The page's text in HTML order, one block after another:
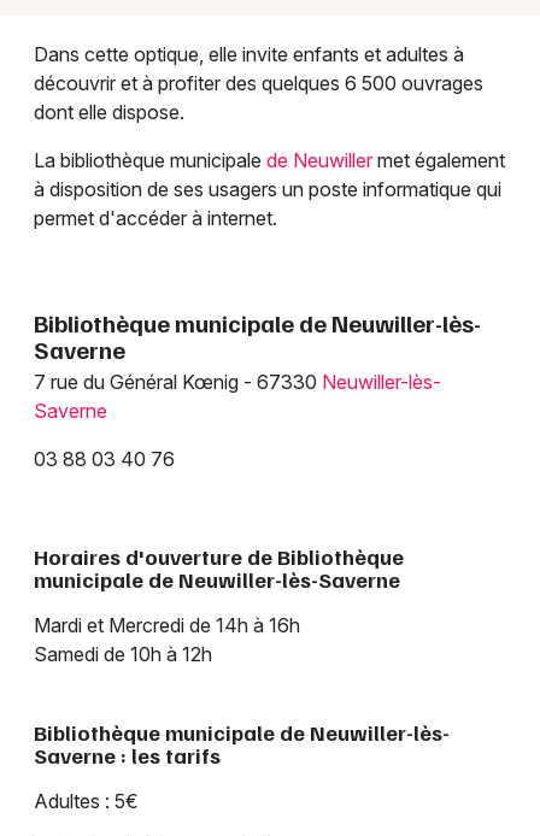
Bibliothèque et médiathèque dans le Grand Est
Jeux concours
Actus dans le Bas-Rhin
Magazine dans le Bas-Rhin
Choisir mes départements
Dans cette optique, elle invite enfants et adultes à
découvrir et à profiter des quelques 6 500 ouvrages
dont elle dispose.
La bibliothèque municipale de Neuwiller met également
à disposition de ses usagers un poste informatique qui
permet d'accéder à internet.
Bibliothèque municipale de Neuwiller-lès-
Saverne
7 rue du Général Kœnig - 67330 Neuwiller-lès-
Saverne
03 88 03 40 76
Horaires d'ouverture de Bibliothèque
municipale de Neuwiller-lès-Saverne
Mardi et Mercredi de 14h à 16h
Samedi de 10h à 12h
Bibliothèque municipale de Neuwiller-lès-
Saverne : les tarifs
Adultes : 5€